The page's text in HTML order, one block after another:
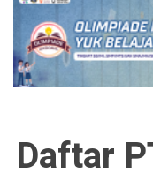
Daftar